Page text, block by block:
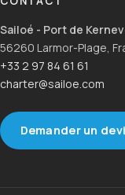
Sailoé - Port de
56260 Larmor-Plage,
+33 2 97 84 61 61
charter@sailoe.com
Demander un